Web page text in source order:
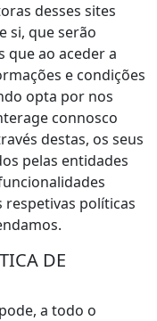
desses sites
si, que serão
que ao aceder a
e condições
opta por nos
connosco
destas, os seus
pelas entidades
respetivas políticas
DE
a todo o